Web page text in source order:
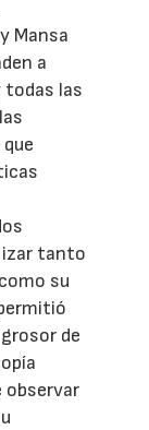
Mansa
a
las
tanto
su
de
observar